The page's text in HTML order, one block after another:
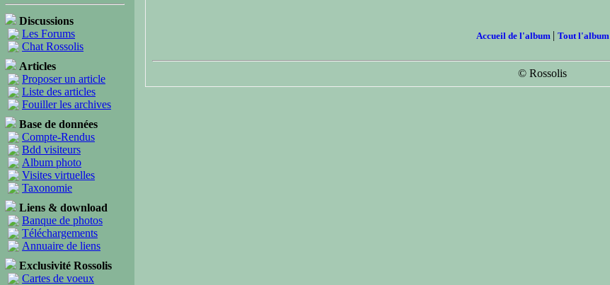
Discussions
Les Forums
Chat Rossolis
Articles
Proposer un article
Liste des articles
Fouiller les archives
Base de données
Compte-Rendus
Bdd visiteurs
Album photo
Visites virtuelles
Taxonomie
Liens & download
Banque de photos
Téléchargements
Annuaire de liens
Exclusivité Rossolis
Cartes de voeux
Accueil de l'album | Tout l'album
© Rossolis